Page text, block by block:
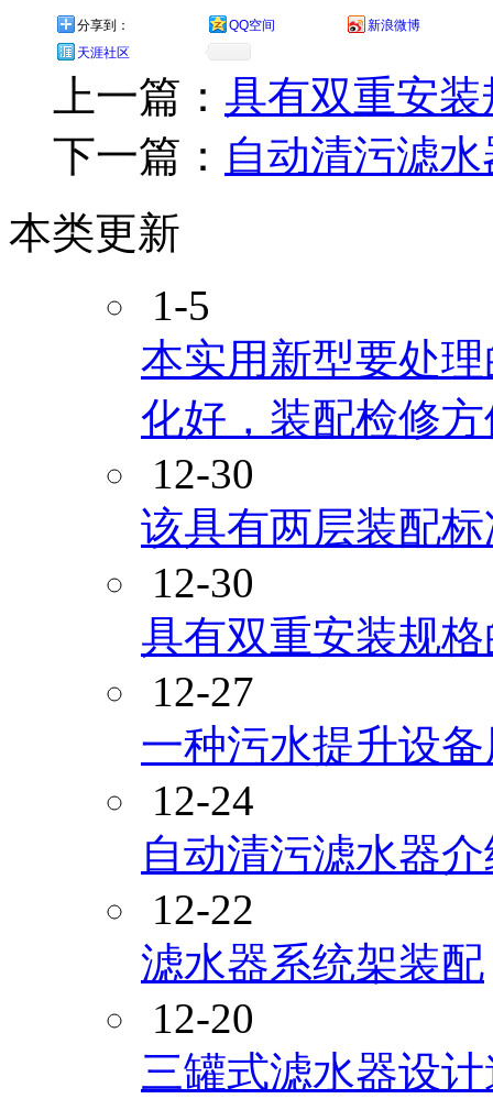
分享到： QQ空间
新浪微博
天涯社区
上一篇： 具有双重安
下一篇： 自动清污滤
本类更新
1-5
本实用新型要处
化好，装配检修
12-30
该具有两层装配
12-30
具有双重安装规
12-27
一种污水提升设
12-24
自动清污滤水器
12-22
滤水器系统架装配
12-20
三罐式滤水器设